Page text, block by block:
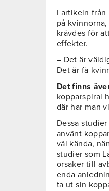
I artikeln
på
krävdes för
effekter.
– Det är
Det är få
Det finns
kopparspiral
där har man
Dessa
använt
väl kända,
studier som
orsaker till
enda
ta ut sin